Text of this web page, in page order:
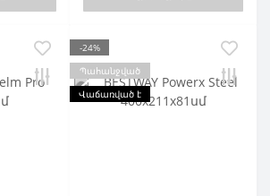
-24%
Պահանջված
Վաճառված է